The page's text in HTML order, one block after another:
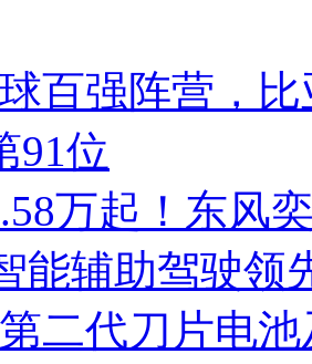
百强阵营，
91位
万起！东风
能辅助驾驶领
二代刀片电